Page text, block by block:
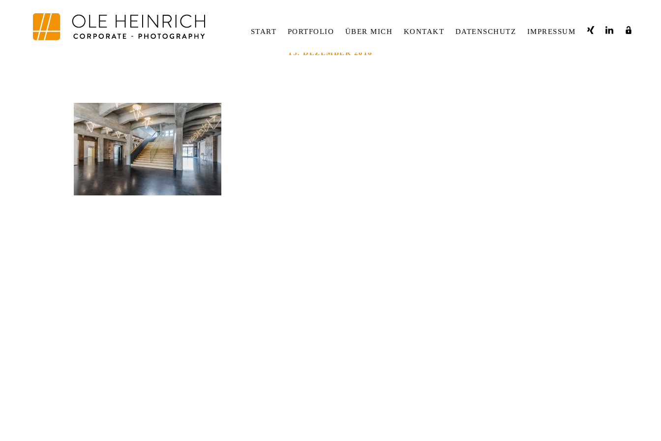
START PORTFOLIO ÜBER MICH KONTAKT DATENSCHUTZ IMPRESSUM
15. DEZEMBER 2016